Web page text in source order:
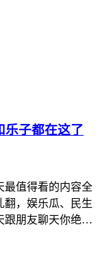
乐子都在这了
最值得看的内容全
，娱乐瓜、民生
跟朋友聊天你绝对
杨紫张凌赫摩羯